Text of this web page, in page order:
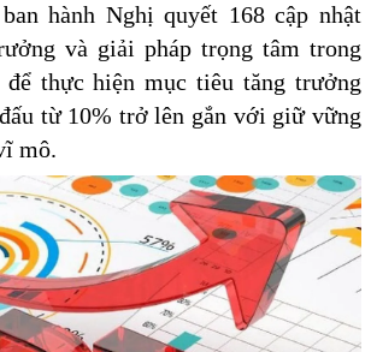
hành Nghị quyết 168 cập nhật
và giải pháp trọng tâm trong
thực hiện mục tiêu tăng trưởng
từ 10% trở lên gắn với giữ vững
mô.